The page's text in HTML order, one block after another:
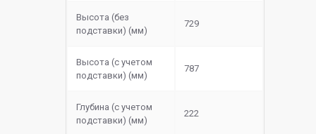
Высота (без
подставки) (мм)
729
Высота (с учетом
подставки) (мм)
787
Глубина (с учетом
подставки) (мм)
222